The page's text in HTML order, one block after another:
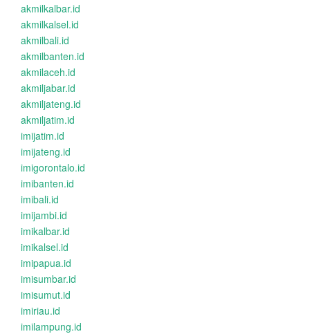
akmilkalbar.id
akmilkalsel.id
akmilbali.id
akmilbanten.id
akmilaceh.id
akmiljabar.id
akmiljateng.id
akmiljatim.id
imijatim.id
imijateng.id
imigorontalo.id
imibanten.id
imibali.id
imijambi.id
imikalbar.id
imikalsel.id
imipapua.id
imisumbar.id
imisumut.id
imiriau.id
imilampung.id